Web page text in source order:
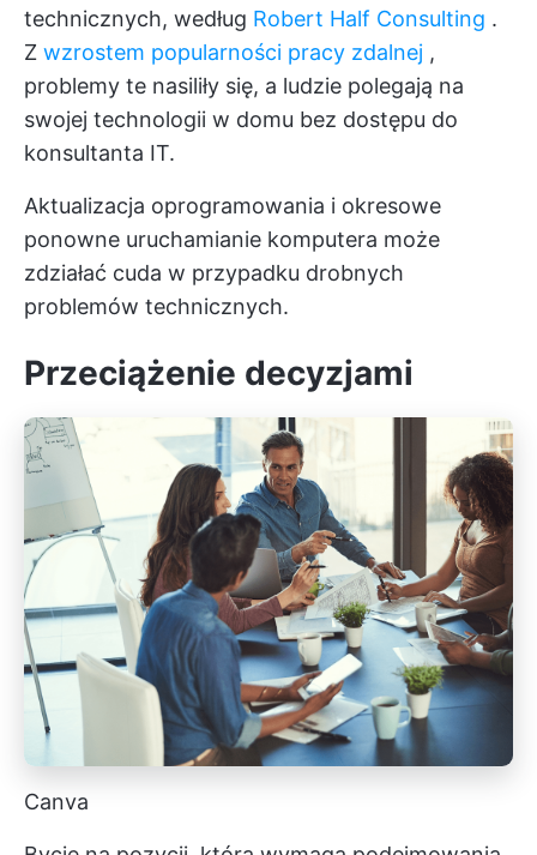
technicznych, według Robert Half Consulting .
Z wzrostem popularności pracy zdalnej ,
problemy te nasiliły się, a ludzie polegają na
swojej technologii w domu bez dostępu do
konsultanta IT.
Aktualizacja oprogramowania i okresowe
ponowne uruchamianie komputera może
zdziałać cuda w przypadku drobnych
problemów technicznych.
Przeciążenie decyzjami
Canva